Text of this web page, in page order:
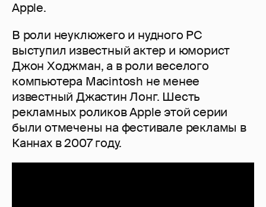
Apple.
В роли неуклюжего и нудного PC
выступил известный актер и юморист
Джон Ходжман, а в роли веселого
компьютера Macintosh не менее
известный Джастин Лонг. Шесть
рекламных роликов Apple этой серии
были отмечены на фестивале рекламы в
Каннах в 2007 году.